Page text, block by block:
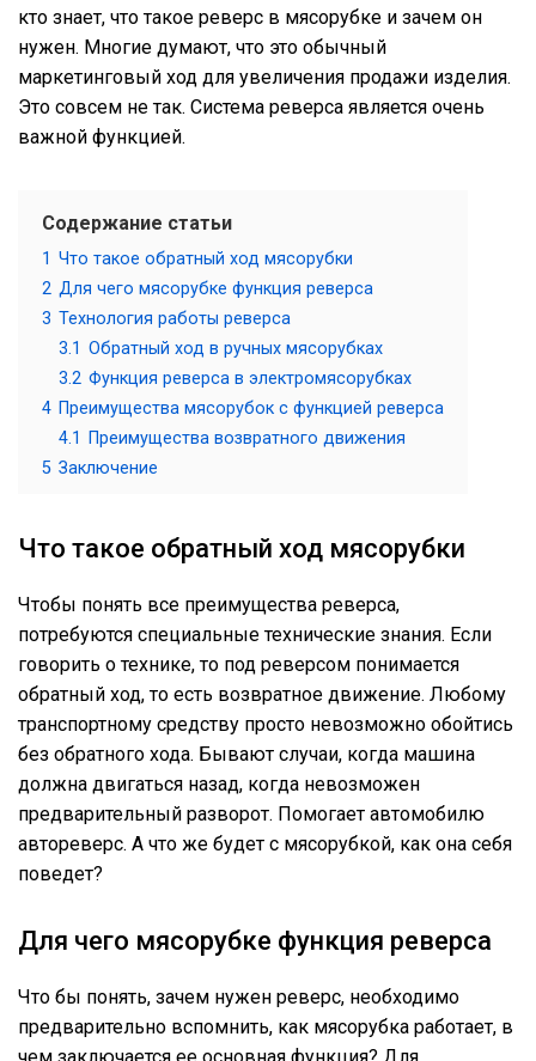
кто знает, что такое реверс в мясорубке и зачем он
нужен. Многие думают, что это обычный
маркетинговый ход для увеличения продажи изделия.
Это совсем не так. Система реверса является очень
важной функцией.
Содержание статьи
1 Что такое обратный ход мясорубки
2 Для чего мясорубке функция реверса
3 Технология работы реверса
3.1 Обратный ход в ручных мясорубках
3.2 Функция реверса в электромясорубках
4 Преимущества мясорубок с функцией реверса
4.1
Преимущества возвратного движения
5 Заключение
Что такое обратный ход мясорубки
Чтобы понять все преимущества реверса,
потребуются специальные технические знания. Если
говорить о технике, то под реверсом понимается
обратный ход, то есть возвратное движение. Любому
транспортному средству просто невозможно обойтись
без обратного хода. Бывают случаи, когда машина
должна двигаться назад, когда невозможен
предварительный разворот. Помогает автомобилю
автореверс. А что же будет с мясорубкой, как она себя
поведет?
Для чего мясорубке функция реверса
Что бы понять, зачем нужен реверс, необходимо
предварительно вспомнить, как мясорубка работает, в